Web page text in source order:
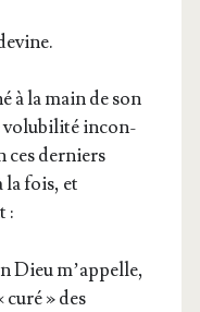
à la main de son
volu­bi­li­té incon­
ces der­niers
la fois, et
:
Dieu m’appelle,
curé » des